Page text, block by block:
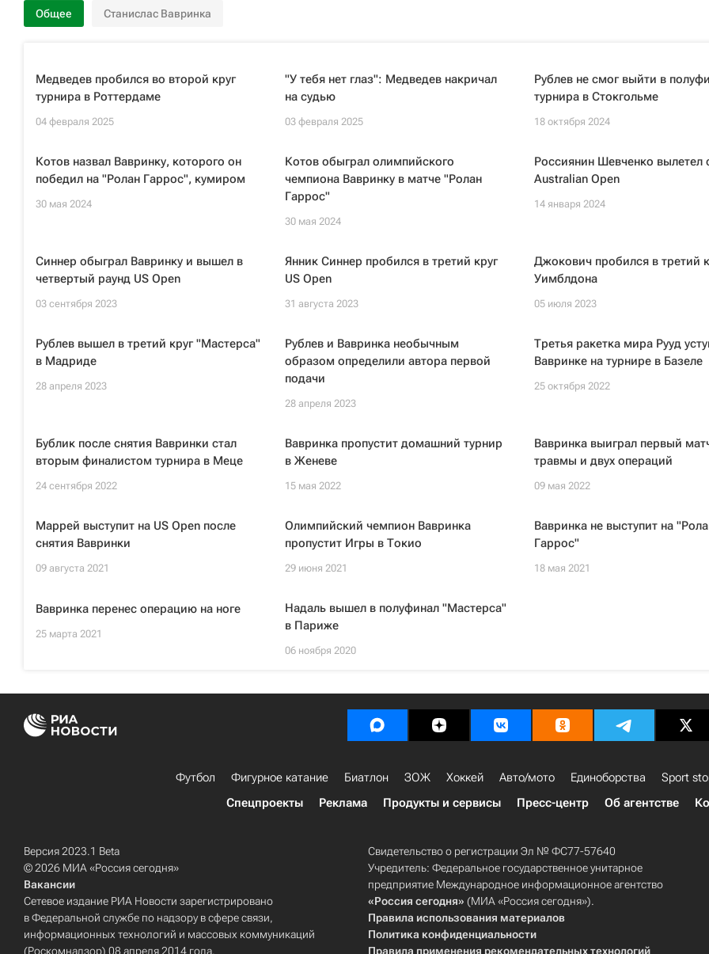
Общее Станислас Вавринка
Медведев пробился во второй круг
турнира в Роттердаме
04 февраля 2025
"У тебя нет глаз": Медведев накричал
на судью
03 февраля 2025
Рублев не смог выйти в
турнира в Стокгольме
18 октября 2024
Котов назвал Вавринку, которого он
победил на "Ролан Гаррос", кумиром
30 мая 2024
Котов обыграл олимпийского
чемпиона Вавринку в матче "Ролан
Гаррос"
30 мая 2024
Россиянин Шевченко вылетел
Australian Open
14 января 2024
Синнер обыграл Вавринку и вышел в
четвертый раунд US Open
03 сентября 2023
Янник Синнер пробился в третий круг
US Open
31 августа 2023
Джокович пробился в третий
Уимблдона
05 июля 2023
Рублев вышел в третий круг "Мастерса"
в Мадриде
28 апреля 2023
Рублев и Вавринка необычным
образом определили автора первой
подачи
28 апреля 2023
Третья ракетка мира Рууд
Вавринке на турнире в Базеле
25 октября 2022
Бублик после снятия Вавринки стал
вторым финалистом турнира в Меце
24 сентября 2022
Вавринка пропустит домашний турнир
в Женеве
15 мая 2022
Вавринка выиграл первый
травмы и двух операций
09 мая 2022
Маррей выступит на US Open после
снятия Вавринки
09 августа 2021
Олимпийский чемпион Вавринка
пропустит Игры в Токио
29 июня 2021
Вавринка не выступит на
Гаррос"
18 мая 2021
Вавринка перенес операцию на ноге
25 марта 2021
Надаль вышел в полуфинал "Мастерса"
в Париже
06 ноября 2020
Футбол Фигурное катание Биатлон ЗОЖ Хоккей Авто/мото Единоборства Sport
Спецпроекты
Реклама Продукты и сервисы Пресс-центр Об агентстве
Версия 2023.1 Beta
© 2026 МИА «Россия сегодня»
Вакансии
Сетевое издание РИА Новости зарегистрировано
в Федеральной службе по надзору в сфере связи,
информационных технологий и массовых коммуникаций
(Роскомнадзор) 08 апреля 2014 года.
Свидетельство о регистрации Эл № ФС77-57640
Учредитель: Федеральное государственное унитарное
предприятие Международное информационное агентство
«Россия сегодня» (МИА «Россия сегодня»).
Правила использования материалов
Политика конфиденциальности
Правила применения рекомендательных технологий